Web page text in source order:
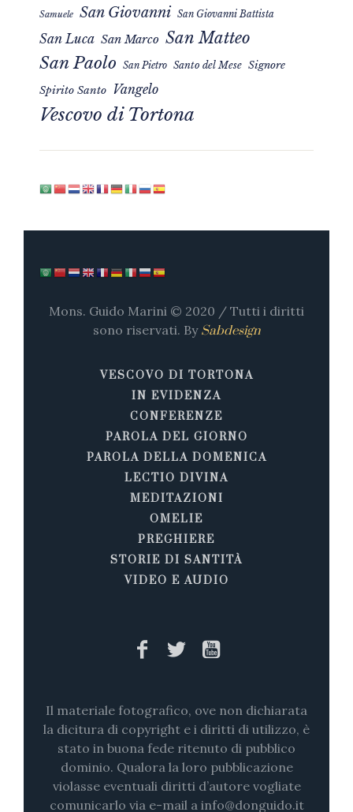
Samuele San Giovanni San Giovanni Battista
San Luca San Marco San Matteo
San Paolo San Pietro Santo del Mese Signore
Spirito Santo Vangelo
Vescovo di Tortona
Mons. Guido Marini © 2020 / Tutti i diritti
sono riservati. By Sabdesign
VESCOVO DI TORTONA
IN EVIDENZA
CONFERENZE
PAROLA DEL GIORNO
PAROLA DELLA DOMENICA
LECTIO DIVINA
MEDITAZIONI
OMELIE
PREGHIERE
STORIE DI SANTITÀ
VIDEO E AUDIO
Il materiale fotografico, ove non dichiarata
la dicitura di copyright e i diritti di utilizzo, è
stato in buona fede ritenuto di pubblico
dominio. Qualora la loro pubblicazione
violasse eventuali diritti d’autore vogliate
comunicarlo via e-mail a info@donguido.it